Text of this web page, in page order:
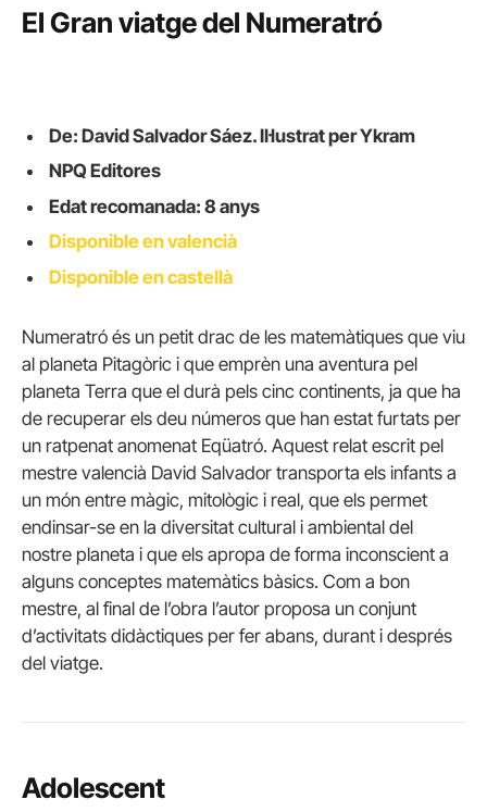
El Gran viatge del Numeratró
De: David Salvador Sáez. Il·lustrat per Ykram
NPQ Editores
Edat recomanada: 8 anys
Disponible en valencià
Disponible en castellà
Numeratró és un petit drac de les matemàtiques que viu
al planeta Pitagòric i que emprèn una aventura pel
planeta Terra que el durà pels cinc continents, ja que ha
de recuperar els deu números que han estat furtats per
un ratpenat anomenat Eqüatró. Aquest relat escrit pel
mestre valencià David Salvador transporta els infants a
un món entre màgic, mitològic i real, que els permet
endinsar-se en la diversitat cultural i ambiental del
nostre planeta i que els apropa de forma inconscient a
alguns conceptes matemàtics bàsics. Com a bon
mestre, al final de l’obra l’autor proposa un conjunt
d’activitats didàctiques per fer abans, durant i després
del viatge.
Adolescent